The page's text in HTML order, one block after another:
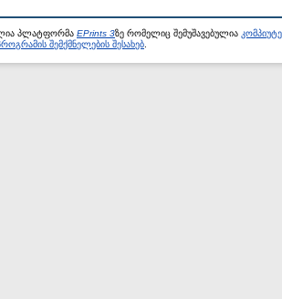
პლატფორმა EPrints 3ზე რომელიც შემუშავებულია
შემქმნელების შესახებ.